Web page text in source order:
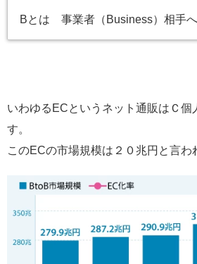
Bとは 事業者（Business）相手
いわゆるECというネット通販はＣ個
す。
このECの市場規模は２０兆円と言わ